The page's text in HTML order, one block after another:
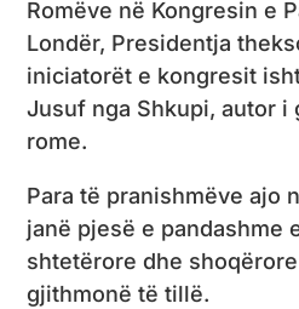
Romëve në Kongresin e
Londër, Presidentja
iniciatorët e kongresit
Jusuf nga Shkupi, autor i
rome.
Para të pranishmëve ajo
janë pjesë e pandashme
shtetërore dhe
gjithmonë të tillë.